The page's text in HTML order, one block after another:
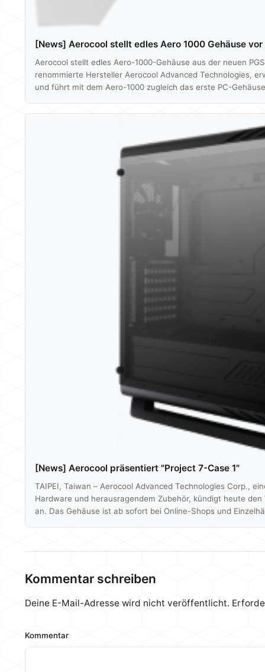
[News] Aerocool stellt edles Aero 1000 Gehäuse vor
Aerocool stellt edles Aero-1000-Gehäuse aus der neuen
renommierte Hersteller Aerocool Advanced Technologies,
und führt mit dem Aero-1000 zugleich das erste PC-
Luftdurchfluss bieten und über ausgeklügelte
[News] Aerocool präsentiert "Project 7-Case 1"
TAIPEI, Taiwan – Aerocool Advanced Technologies Corp.,
Hardware und herausragendem Zubehör, kündigt heute
an. Das Gehäuse ist ab sofort bei Online-Shops und
Kommentar schreiben
Deine E-Mail-Adresse wird nicht veröffentlicht.
Kommentar